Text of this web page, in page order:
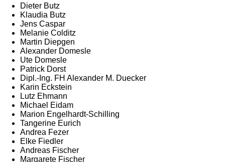
Dieter Butz
Klaudia Butz
Jens Caspar
Melanie Colditz
Martin Diepgen
Alexander Domesle
Ute Domesle
Patrick Dorst
Dipl.-Ing. FH Alexander M. Duecker
Karin Eckstein
Lutz Ehmann
Michael Eidam
Marion Engelhardt-Schilling
Tangerine Eurich
Andrea Fezer
Elke Fiedler
Andreas Fischer
Margarete Fischer